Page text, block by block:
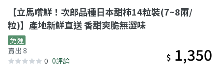
【立馬嚐鮮！次郎品種日本甜柿14粒裝(7~8兩/
粒)】產地新鮮直送 香甜爽脆無澀味
免運
賣出 8
0 0評論 $ 1,350